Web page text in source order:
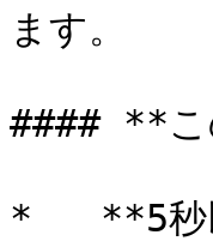
ます。
#### **こ
*   **5秒